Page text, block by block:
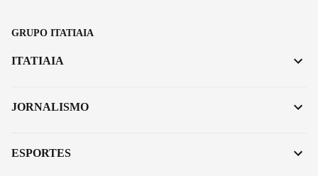
GRUPO ITATIAIA
ITATIAIA
JORNALISMO
ESPORTES